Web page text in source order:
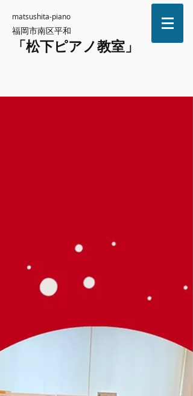
matsushita-piano
福岡市南区平和
「松下ピアノ教室」